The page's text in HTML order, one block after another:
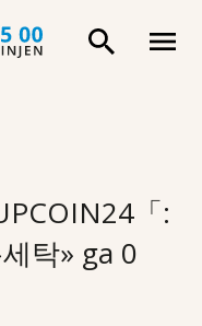
「:
탁» ga 0